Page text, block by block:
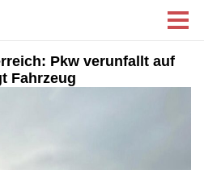
Pkw verunfallt auf
Fahrzeug